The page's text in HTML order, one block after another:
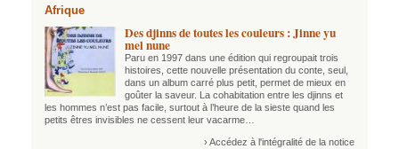
Afrique
Des djinns de toutes les couleurs : Jinne yu
mel nune
Paru en 1997 dans une édition qui regroupait trois
histoires, cette nouvelle présentation du conte, seul,
dans un album carré plus petit, permet de mieux en
goûter la saveur. La cohabitation entre les djinns et
les hommes n’est pas facile, surtout à l’heure de la sieste quand les
petits êtres invisibles ne cessent leur vacarme…
› Accédez à l'intégralité de la notice